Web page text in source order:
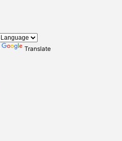
Translate